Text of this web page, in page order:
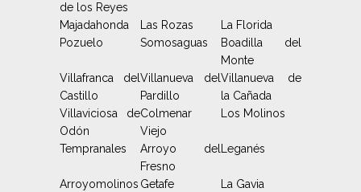
de los Reyes
Majadahonda Las Rozas
La Florida
Pozuelo
Somosaguas
Boadilla del
Monte
Villafranca del
Castillo
Villanueva del
Pardillo
Villanueva de
la Cañada
Villaviciosa de
Odón
Colmenar
Viejo
Los Molinos
Tempranales
Arroyo del
Fresno
Leganés
Arroyomolinos Getafe
La Gavia